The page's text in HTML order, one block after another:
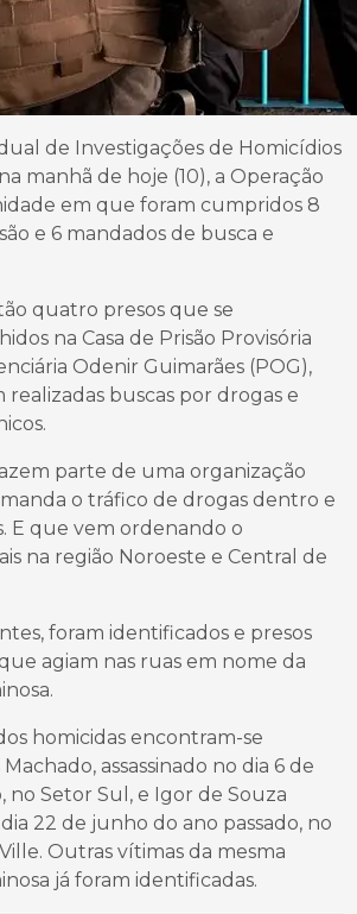
de Investigações de Homicídios
manhã de hoje (10), a Operação
em que foram cumpridos 8
e 6 mandados de busca e
quatro presos que se
na Casa de Prisão Provisória
Odenir Guimarães (POG),
realizadas buscas por drogas e
parte de uma organização
o tráfico de drogas dentro e
E que vem ordenando o
na região Noroeste e Central de
foram identificados e presos
agiam nas ruas em nome da
homicidas encontram-se
assassinado no dia 6 de
no Setor Sul, e Igor de Souza
22 de junho do ano passado, no
Outras vítimas da mesma
já foram identificadas.